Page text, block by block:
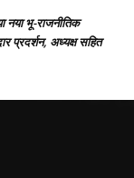
नया भू-राजनीतिक
प्रदर्शन, अध्यक्ष सहित